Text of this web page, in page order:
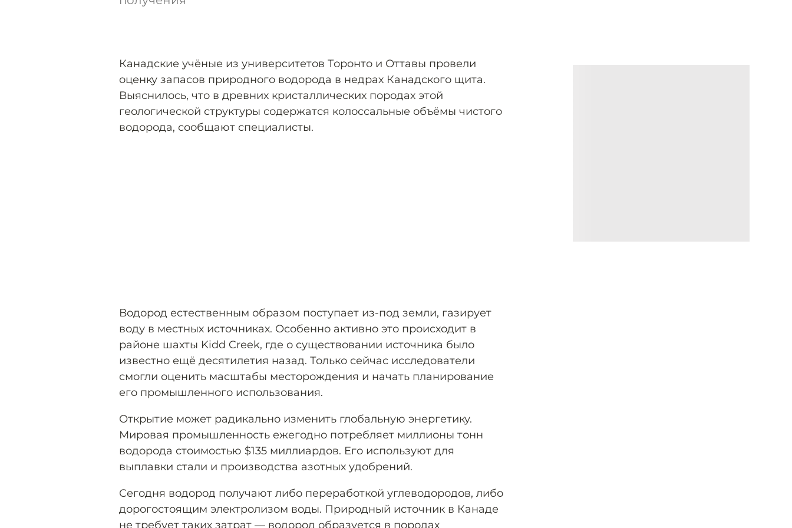
Канадские учёные из университетов Торонто и Оттавы провели
оценку запасов природного водорода в недрах Канадского щита.
Выяснилось, что в древних кристаллических породах этой
геологической структуры содержатся колоссальные объёмы чистого
водорода, сообщают специалисты.
Водород естественным образом поступает из-под земли, газирует
воду в местных источниках. Особенно активно это происходит в
районе шахты Kidd Creek, где о существовании источника было
известно ещё десятилетия назад. Только сейчас исследователи
смогли оценить масштабы месторождения и начать планирование
его промышленного использования.
Открытие может радикально изменить глобальную энергетику.
Мировая промышленность ежегодно потребляет миллионы тонн
водорода стоимостью $135 миллиардов. Его используют для
выплавки стали и производства азотных удобрений.
Сегодня водород получают либо переработкой углеводородов, либо
дорогостоящим электролизом воды. Природный источник в Канаде
не требует таких затрат — водород образуется в породах